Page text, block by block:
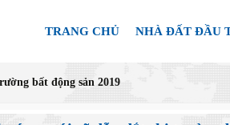
TRANG CHỦ NHÀ ĐẤT ĐẦU
bất động sản 2019